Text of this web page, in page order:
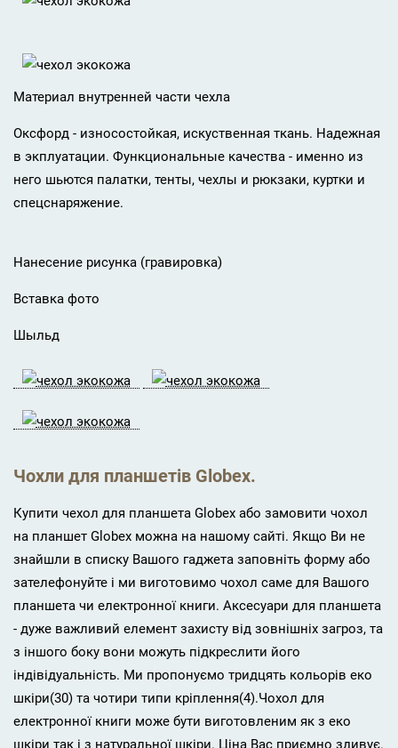
Материал внутренней части чехла
Оксфорд - износостойкая, искуственная ткань. Надежная
в экплуатации. Функциональные качества - именно из
него шьются палатки, тенты, чехлы и рюкзаки, куртки и
спецснаряжение.
Нанесение рисунка (гравировка)
Вставка фото
Шыльд
Чохли для планшетів Globex.
Купити чехол для планшета Globex або замовити чохол
на планшет Globex можна на нашому сайті. Якщо Ви не
знайшли в списку Вашого гаджета заповніть форму або
зателефонуйте і ми виготовимо чохол саме для Вашого
планшета чи електронної книги. Аксесуари для планшета
- дуже важливий елемент захисту від зовнішніх загроз, та
з іншого боку вони можуть підкреслити його
індівідуальність. Ми пропонуємо тридцять кольорів еко
шкіри(30) та чотири типи кріплення(4).Чохол для
електронної книги може бути виготовленим як з еко
шкіри так і з натуральної шкіри. Ціна Вас приємно здивує.